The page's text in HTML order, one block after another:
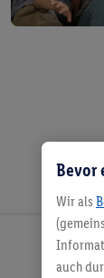
Bevor
Wir als
auch